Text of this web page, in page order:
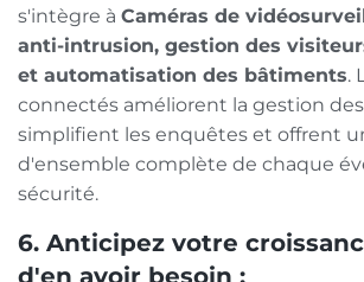
s'intègre à Caméras de
anti-intrusion, gestion des
et automatisation des bâtiments.
connectés améliorent la gestion
simplifient les enquêtes et offrent
d'ensemble complète de chaque
sécurité.
6. Anticipez votre
d'en avoir besoin :